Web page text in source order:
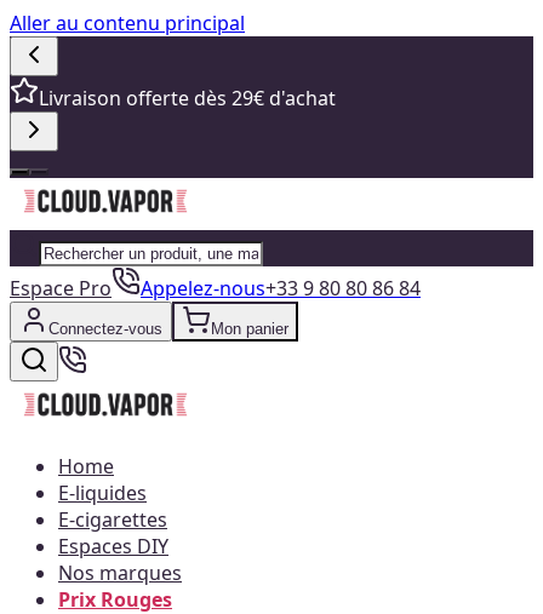
Aller au contenu principal
Livraison offerte dès 29€ d'achat
Espace Pro Appelez-nous+33 9 80 80 86 84
Connectez-vous Mon panier
Home
E-liquides
E-cigarettes
Espaces DIY
Nos marques
Prix Rouges